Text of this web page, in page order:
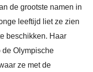
de grootste namen in
leeftijd liet ze zien
beschikken. Haar
de Olympische
ze met de